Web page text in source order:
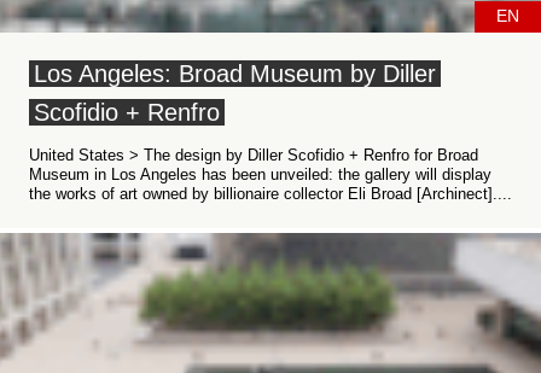
EN
Los Angeles: Broad Museum by Diller
Scofidio + Renfro
United States > The design by Diller Scofidio + Renfro for Broad
Museum in Los Angeles has been unveiled: the gallery will display
the works of art owned by billionaire collector Eli Broad [Archinect]....